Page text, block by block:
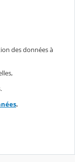
des données à
.